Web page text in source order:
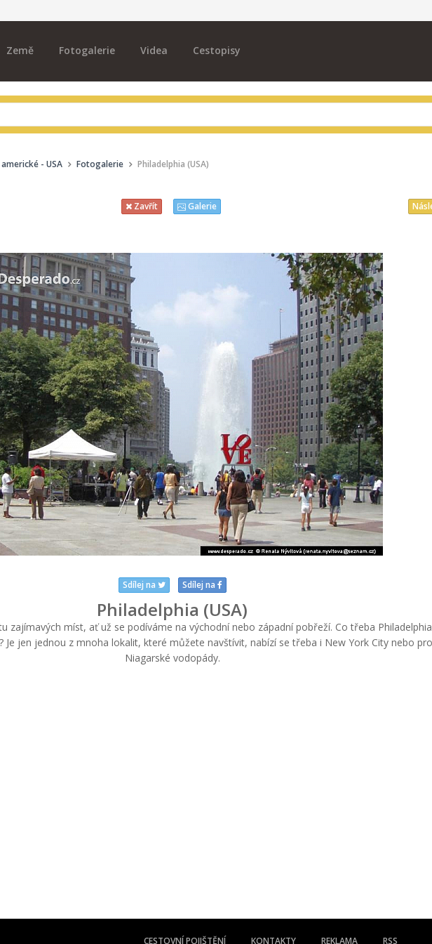
Země Fotogalerie Videa Cestopisy
- USA Fotogalerie Philadelphia (USA)
Zavřít Galerie
Sdílej na Sdílej na
Philadelphia (USA)
zajímavých míst, ať už se podíváme na východní nebo západní pobřeží. Co třeba
Je jen jednou z mnoha lokalit, které můžete navštívit, nabízí se třeba i New York City nebo
Niagarské vodopády.
CESTOVNÍ POJIŠTĚNÍ KONTAKTY REKLAMA RSS